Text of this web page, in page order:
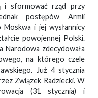
i sformować rząd przy
postępów Armii
i jej wysłannicy
powojennej Polski.
Narodowa zdecydowała
na którego czele
Już 4 stycznia
Związek Radziecki. W
(31 stycznia) i